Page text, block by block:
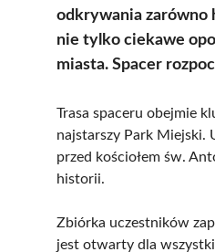
odkrywania zarówno
nie tylko ciekawe
miasta. Spacer
Trasa spaceru obejmie
najstarszy Park Miejski.
przed kościołem św.
historii.
Zbiórka uczestników
jest otwarty dla